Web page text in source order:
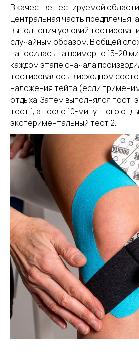
В качестве тестируемой
центральная часть предплечья,
выполнения условий
случайным образом. В общей
наносилась на примерно 15-20
каждом этапе сначала
тестировалось в исходном
наложения тейпа (если
отдыха. Затем выполнялся
тест 1, а после 10-минутного
экспериментальный тест 2.